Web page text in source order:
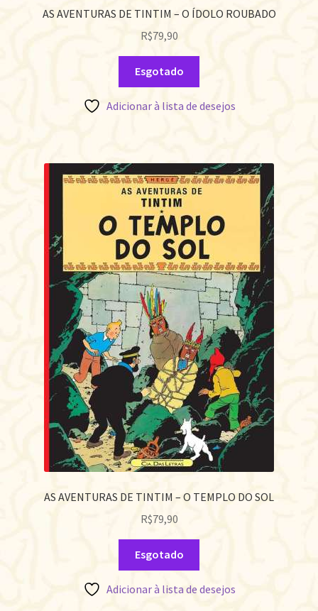
AS AVENTURAS DE TINTIM – O ÍDOLO ROUBADO
R$79,90
Esgotado
Adicionar à lista de desejos
AS AVENTURAS DE TINTIM – O TEMPLO DO SOL
R$79,90
Esgotado
Adicionar à lista de desejos